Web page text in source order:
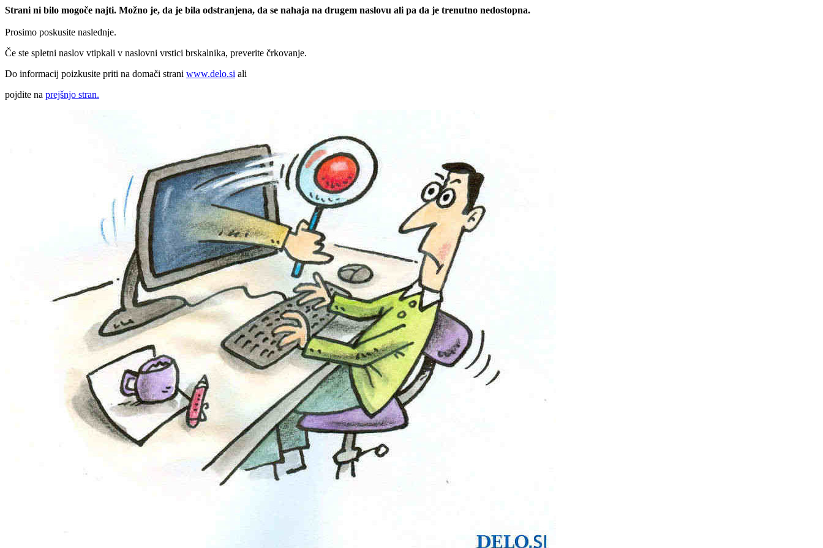
Strani ni bilo mogoče najti. Možno je, da je bila odstranjena, da se nahaja na drugem naslovu ali pa da je trenutno nedostopna.
Prosimo poskusite naslednje.
Če ste spletni naslov vtipkali v naslovni vrstici brskalnika, preverite črkovanje.
Do informacij poizkusite priti na domači strani www.delo.si ali
pojdite na prejšnjo stran.